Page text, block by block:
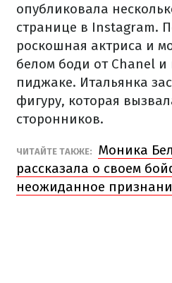
опубликовала
странице в Instagram.
роскошная актриса и
белом боди от Chanel и
пиджаке. Итальянка
фигуру, которая
сторонников.
ЧИТАЙТЕ ТАКЖЕ:
Моника
рассказала о своем
неожиданное